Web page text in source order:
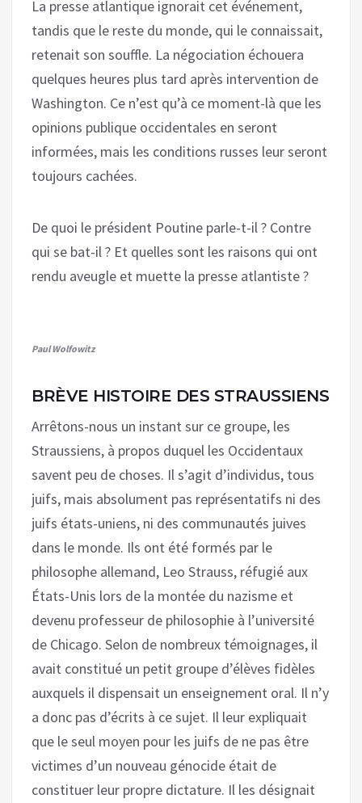
La presse atlantique ignorait cet événement,
tandis que le reste du monde, qui le connaissait,
retenait son souffle. La négociation échouera
quelques heures plus tard après intervention de
Washington. Ce n’est qu’à ce moment-là que les
opinions publique occidentales en seront
informées, mais les conditions russes leur seront
toujours cachées.
De quoi le président Poutine parle-t-il ? Contre
qui se bat-il ? Et quelles sont les raisons qui ont
rendu aveugle et muette la presse atlantiste ?
Paul Wolfowitz
BRÈVE HISTOIRE DES STRAUSSIENS
Arrêtons-nous un instant sur ce groupe, les
Straussiens, à propos duquel les Occidentaux
savent peu de choses. Il s’agit d’individus, tous
juifs, mais absolument pas représentatifs ni des
juifs états-uniens, ni des communautés juives
dans le monde. Ils ont été formés par le
philosophe allemand, Leo Strauss, réfugié aux
États-Unis lors de la montée du nazisme et
devenu professeur de philosophie à l’université
de Chicago. Selon de nombreux témoignages, il
avait constitué un petit groupe d’élèves fidèles
auxquels il dispensait un enseignement oral. Il n’y
a donc pas d’écrits à ce sujet. Il leur expliquait
que le seul moyen pour les juifs de ne pas être
victimes d’un nouveau génocide était de
constituer leur propre dictature. Il les désignait